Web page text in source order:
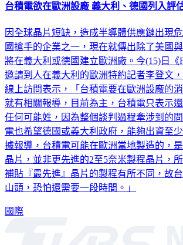
台積電欲在歐洲設廠 義大利、德國列入評
因全球晶片短缺，造成半導體供應鏈出現
國搶手的企業之一，現在就傳出除了美國
將在義大利或德國建立歐洲廠。今(15)日《
邀請到人在義大利的歐洲特約記者李登文
線上訪問表示，「台積電要在歐洲設廠的
就有相關報導，目前為主，台積電只表示
任何可能姓，因為整個談判過程牽涉到的
電也希望德國或義大利政府，能夠出資至
據報導，台積電可能在歐洲當地製造的，
晶片，並非更先進的2至5奈米製程晶片，
補貼『最先進』晶片的製程有所不同，故
山頭，恐怕還需要一段時間。」
國際